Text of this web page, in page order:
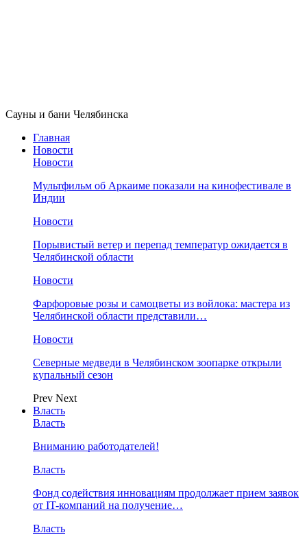
Сауны и бани Челябинска
Главная
Новости
Новости
Мультфильм об Аркаиме показали на кинофестивале в
Индии
Новости
Порывистый ветер и перепад температур ожидается в
Челябинской области
Новости
Фарфоровые розы и самоцветы из войлока: мастера из
Челябинской области представили…
Новости
Северные медведи в Челябинском зоопарке открыли
купальный сезон
Prev Next
Власть
Власть
Вниманию работодателей!
Власть
Фонд содействия инновациям продолжает прием заявок
от IT-компаний на получение…
Власть